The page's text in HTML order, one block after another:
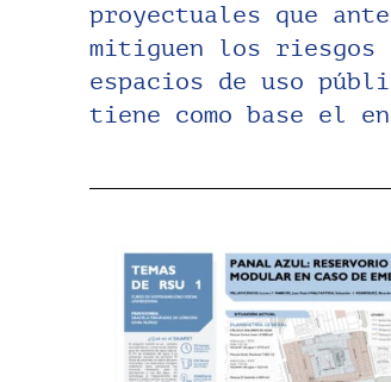
proyectuales que
mitiguen los riesgos
espacios de uso
tiene como base el
grupos de
proyecto de